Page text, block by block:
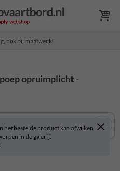
ook bij maatwerk!
opruimplicht -
het bestelde product kan afwijken
in de galerij.